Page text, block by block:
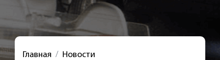
Главная Новости